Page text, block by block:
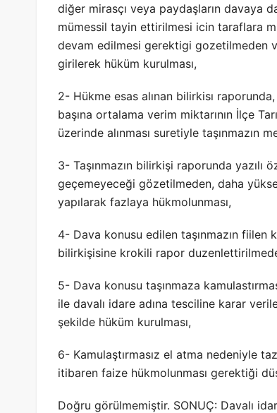
diğer mirasçı veya paydaşların davaya
mümessil tayin ettirilmesi icin taraflara
devam edilmesi gerektigi gozetilmeden
girilerek hüküm kurulması,
2- Hükme esas alınan bilirkisı
başına ortalama verim miktarının İlçe
üzerinde alınması suretiyle taşınmazın
3- Taşınmazın bilirkişi raporunda yazılı
geçemeyeceği gözetilmeden, daha
yapılarak fazlaya hükmolunması,
4- Dava konusu edilen taşınmazın fiilen
bilirkişisine krokili rapor
5- Dava konusu taşınmaza
ile davalı idare adına tesciline karar
şekilde hüküm kurulması,
6- Kamulaştırmasız el atma nedeniyle
itibaren faize hükmolunması gerektiği
Doğru görülmemiştir. SONUÇ: Davalı